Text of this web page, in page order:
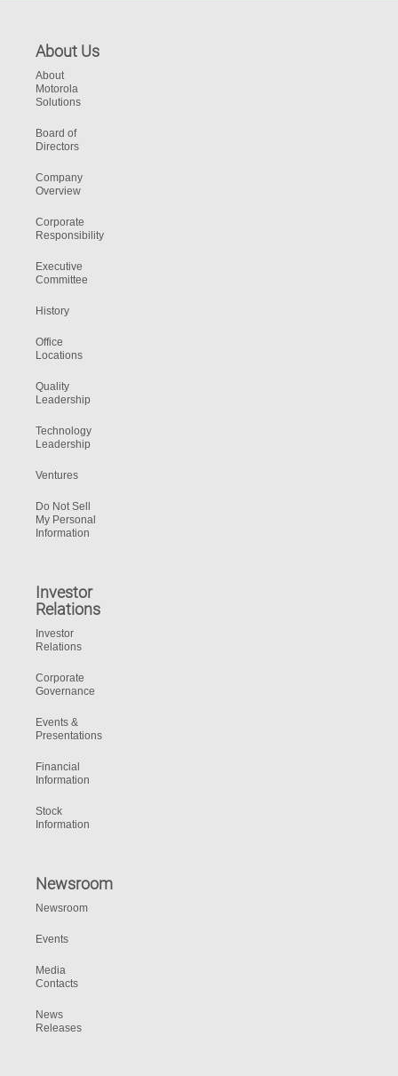
About Us
About
Motorola
Solutions
Board of
Directors
Company
Overview
Corporate
Responsibility
Executive
Committee
History
Office
Locations
Quality
Leadership
Technology
Leadership
Ventures
Do Not Sell
My Personal
Information
Investor
Relations
Investor
Relations
Corporate
Governance
Events &
Presentations
Financial
Information
Stock
Information
Newsroom
Newsroom
Events
Media
Contacts
News
Releases